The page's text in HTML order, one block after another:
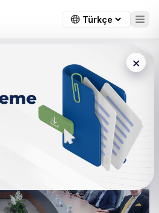
×
Gençlerle
Paylaştı